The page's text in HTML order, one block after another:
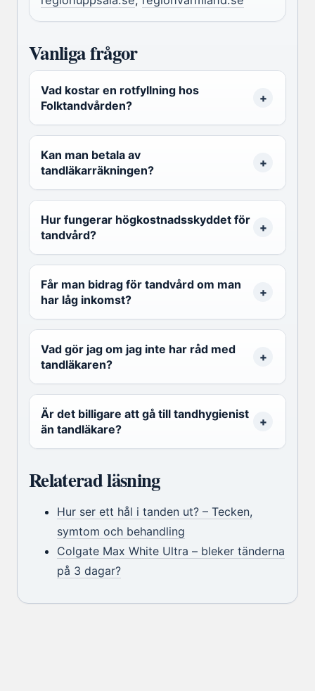
Vanliga frågor
Vad kostar en rotfyllning hos
Folktandvården?
Kan man betala av
tandläkarräkningen?
Hur fungerar högkostnadsskyddet för
tandvård?
Får man bidrag för tandvård om man
har låg inkomst?
Vad gör jag om jag inte har råd med
tandläkaren?
Är det billigare att gå till tandhygienist
än tandläkare?
Relaterad läsning
Hur ser ett hål i tanden ut? – Tecken,
symtom och behandling
Colgate Max White Ultra – bleker tänderna
på 3 dagar?